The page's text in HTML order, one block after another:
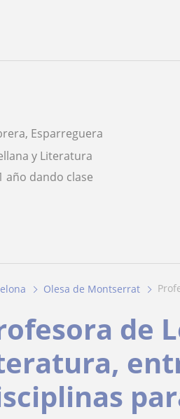
Esparreguera
y Literatura
1 año dando clase
Olesa de Montserrat
de